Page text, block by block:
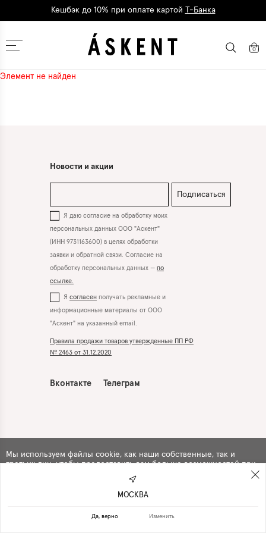
Кешбэк до 10% при оплате картой Т-Банка
Москва 0
Элемент не найден
Новости и акции
Подписаться
Я даю согласие на обработку моих
персональных данных ООО "Аскент"
(ИНН 9731163600) в целях обработки
заявки и обратной связи. Согласие на
обработку персональных данных — по
ссылке.
Я согласен получать рекламные и
информационные материалы от ООО
"Аскент" на указанный email.
Правила продажи товаров утвержденные ПП РФ
№ 2463 от 31.12.2020
Вконтакте Телеграм
Мы используем файлы cookie, как наши собственные, так и
третьих лиц, чтобы предоставить вам больше возможностей при
использовании сайта. Продолжая навигацию по сайту, вы
с их использованием .
МОСКВА
Да, верно Изменить